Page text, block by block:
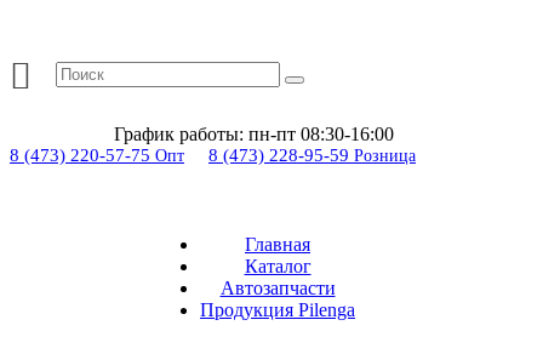
График работы: пн-пт 08:30-16:00
8 (473) 220-57-75 Опт 8 (473) 228-95-59 Розница
Главная
Каталог
Автозапчасти
Продукция Pilenga